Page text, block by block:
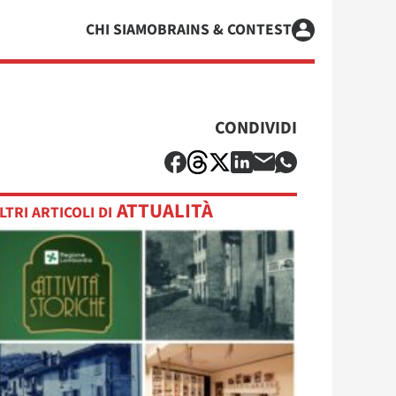
CHI SIAMOBRAINS & CONTEST
CONDIVIDI
ARTICOLI DI ATTUALITÀ